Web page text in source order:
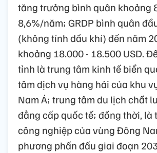
tăng trưởng bình quân khoảng
8,6%/năm; GRDP bình quân
(không tính dầu khí) đến năm
khoảng 18.000 - 18.500 USD.
tỉnh là trung tâm kinh tế biển
tâm dịch vụ hàng hải của khu
Nam Á; trung tâm du lịch chất
đẳng cấp quốc tế; đồng thời, là
công nghiệp của vùng Đông
phương phấn đấu giai đoạn